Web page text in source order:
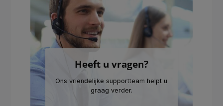
Heeft u vragen?
Ons vriendelijke supportteam helpt u
graag verder.